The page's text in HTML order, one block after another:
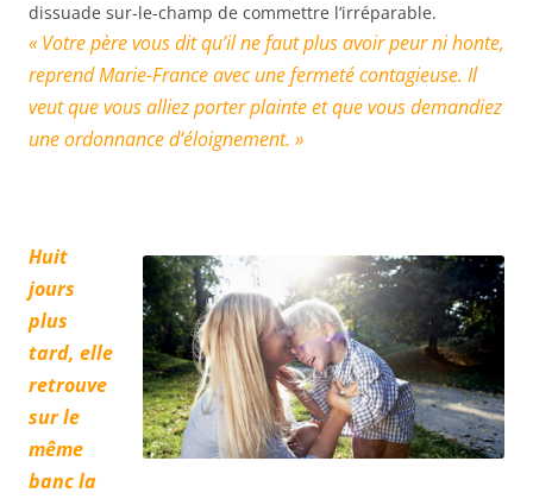
dissuade sur-le-champ de commettre l’irréparable.
« Votre père vous dit qu’il ne faut plus avoir peur ni honte,
reprend Marie-France avec une fermeté contagieuse. Il
veut que vous alliez porter plainte et que vous demandiez
une ordonnance d’éloignement. »
Huit
jours
plus
tard, elle
retrouve
sur le
même
banc la